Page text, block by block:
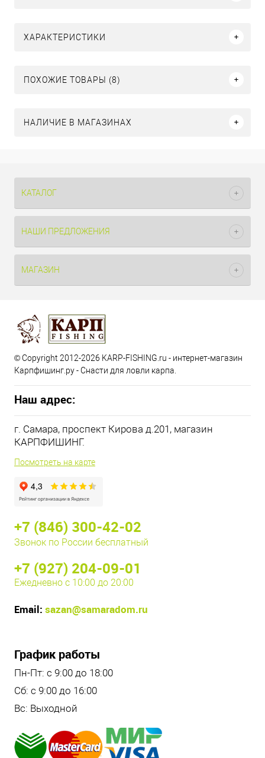
ХАРАКТЕРИСТИКИ
ПОХОЖИЕ ТОВАРЫ (8)
НАЛИЧИЕ В МАГАЗИНАХ
КАТАЛОГ
НАШИ ПРЕДЛОЖЕНИЯ
МАГАЗИН
© Copyright 2012-2026 KARP-FISHING.ru - интернет-магазин
Карпфишинг.ру - Снасти для ловли карпа.
Наш адрес:
г. Самара, проспект Кирова д.201, магазин
КАРПФИШИНГ.
Посмотреть на карте
+7 (846) 300-42-02
Звонок по России бесплатный
+7 (927) 204-09-01
Ежедневно с 10:00 до 20:00
Email: sazan@samaradom.ru
График работы
Пн-Пт: с 9:00 до 18:00
Сб: с 9:00 до 16:00
Вс: Выходной